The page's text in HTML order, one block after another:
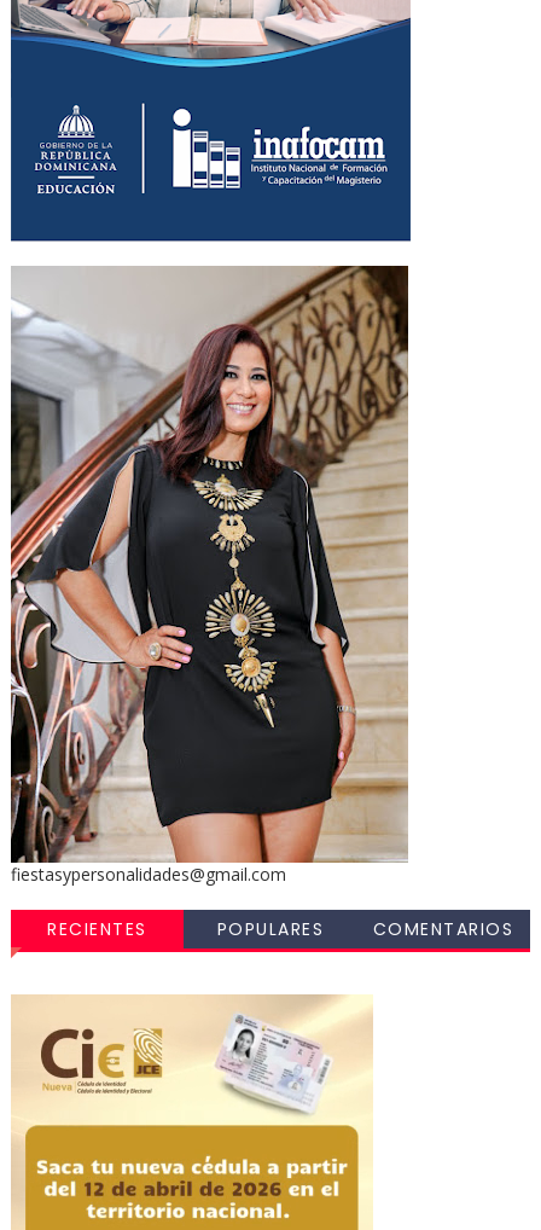
fiestasypersonalidades@gmail.com
RECIENTES POPULARES COMENTARIOS